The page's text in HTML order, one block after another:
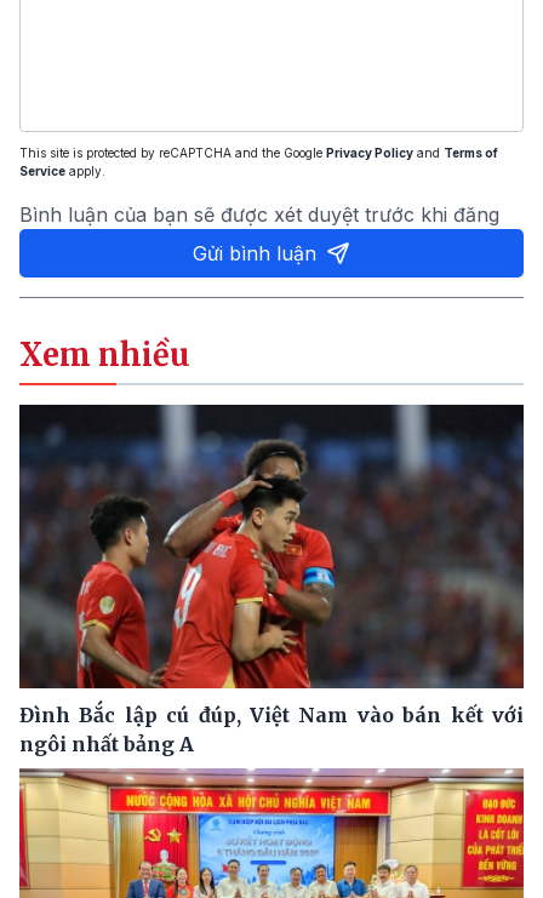
This site is protected by reCAPTCHA and the Google Privacy Policy and Terms of
Service apply.
Bình luận của bạn sẽ được xét duyệt trước khi đăng
Gửi bình luận
Xem nhiều
Đình Bắc lập cú đúp, Việt Nam vào bán kết với
ngôi nhất bảng A